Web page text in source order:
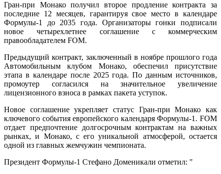
Гран-при Монако получил второе продление контракта за
последние 12 месяцев, гарантируя свое место в календаре
Формулы-1 до 2035 года. Организаторы гонки подписали
новое четырехлетнее соглашение с коммерческим
правообладателем FOM.
Предыдущий контракт, заключенный в ноябре прошлого года
Автомобильным клубом Монако, обеспечил присутствие
этапа в календаре после 2025 года. По данным источников,
промоутер согласился на значительное увеличение
лицензионного взноса в рамках пакета уступок.
Новое соглашение укрепляет статус Гран-при Монако как
ключевого события европейского календаря Формулы-1. FOM
отдает предпочтение долгосрочным контрактам на важных
рынках, и Монако, с его уникальной атмосферой, остается
одной из главных жемчужин чемпионата.
Президент Формулы-1 Стефано Доменикали отметил: "